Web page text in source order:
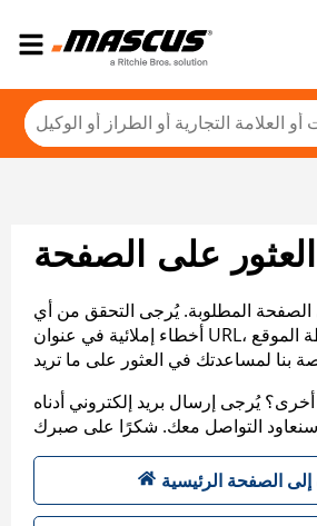
على الصفحة
الصفحة المطلوبة. يُرجى التحقق من أي
أخطاء إملائية في عنوان URL، أو عرض خريطة الموقع
يُرجى إرسال بريد إلكتروني أدناه
إلى الصفحة الرئيسية